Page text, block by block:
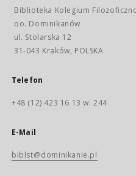
Biblioteka Kolegium
oo. Dominikanów
ul. Stolarska 12
31-043 Kraków, POLSKA
Telefon
+48 (12) 423 16 13 w. 244
E-Mail
biblst@dominikanie.pl